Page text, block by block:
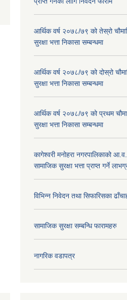
आर्थिक वर्ष २०७८/७९ को तेस्रो
सुरक्षा भत्ता निकासा सम्बन्धमा
आर्थिक वर्ष २०७८/७९ को दोस्रो
सुरक्षा भत्ता निकासा सम्बन्धमा
आर्थिक वर्ष २०७८/७९ को प्रथम
सुरक्षा भत्ता निकासा सम्बन्धमा
कागेश्वरी मनोहरा नगरपालिकाको
सामाजिक सुरक्षा भत्ता प्राप्त गर्ने
विभिन्न निवेदन तथा सिफारिसका
सामाजिक सुरक्षा सम्बन्धि फारामहरु
नागरिक वडापत्र